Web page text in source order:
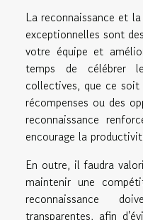
La reconnaissance et
exceptionnelles sont
votre équipe et
temps de célébrer
collectives, que ce
récompenses ou des
reconnaissance
encourage la
En outre, il faudra
maintenir une
reconnaissance
transparentes, afin